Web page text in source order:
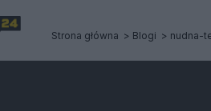
Strona główna Blogi nudna-